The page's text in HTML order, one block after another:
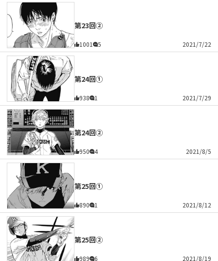
第23回②
1001 5 2021/7/22
第24回①
938 1 2021/7/29
第24回②
950 4 2021/8/5
第25回①
890 1 2021/8/12
第25回②
989 6 2021/8/19